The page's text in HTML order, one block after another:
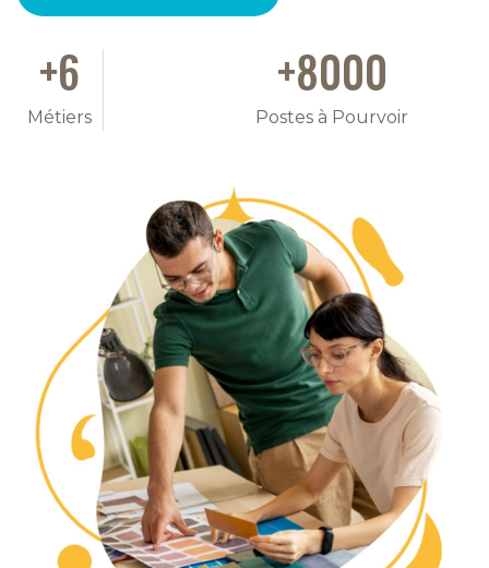
+6
Métiers
+8000
Postes à Pourvoir